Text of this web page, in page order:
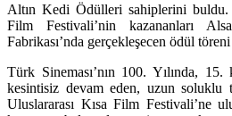
Altın Kedi Ödülleri sahiplerini buldu.
Film Festivali’nin kazananları
Fabrikası’nda gerçekleşecen ödül
Türk Sineması’nın 100. Yılında,
kesintisiz devam eden, uzun
Uluslararası Kısa Film Festivali’ne